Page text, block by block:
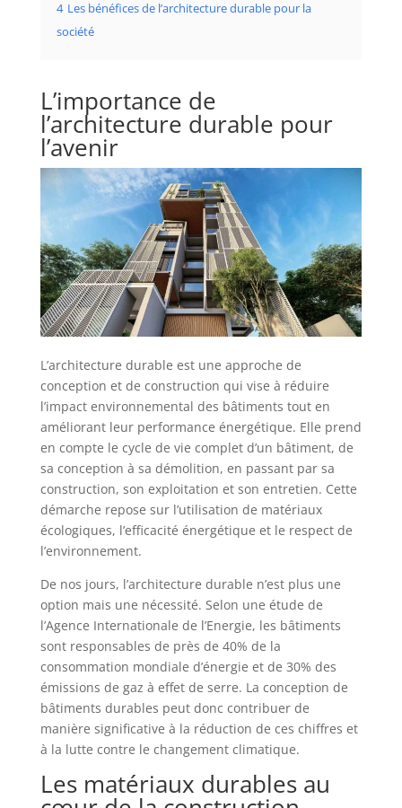
4 Les bénéfices de l’architecture durable pour la
société
L’importance de
l’architecture durable pour
l’avenir
L’architecture durable est une approche de
conception et de construction qui vise à réduire
l’impact environnemental des bâtiments tout en
améliorant leur performance énergétique. Elle prend
en compte le cycle de vie complet d’un bâtiment, de
sa conception à sa démolition, en passant par sa
construction, son exploitation et son entretien. Cette
démarche repose sur l’utilisation de matériaux
écologiques, l’efficacité énergétique et le respect de
l’environnement.
De nos jours, l’architecture durable n’est plus une
option mais une nécessité. Selon une étude de
l’Agence Internationale de l’Energie, les bâtiments
sont responsables de près de 40% de la
consommation mondiale d’énergie et de 30% des
émissions de gaz à effet de serre. La conception de
bâtiments durables peut donc contribuer de
manière significative à la réduction de ces chiffres et
à la lutte contre le changement climatique.
Les matériaux durables au